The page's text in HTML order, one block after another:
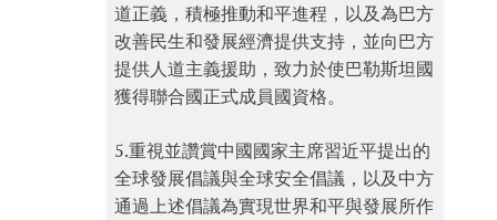
道正義，積極推動和平進程，以及為巴方
改善民生和發展經濟提供支持，並向巴方
提供人道主義援助，致力於使巴勒斯坦國
獲得聯合國正式成員國資格。
5.重視並讚賞中國國家主席習近平提出的
全球發展倡議與全球安全倡議，以及中方
通過上述倡議為實現世界和平與發展所作